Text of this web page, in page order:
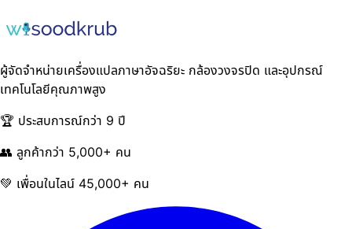
ผู้จัดจำหน่ายเครื่องแปลภาษาอัจฉริยะ กล้องวงจรปิด และอุปกรณ์
เทคโนโลยีคุณภาพสูง
🏆 ประสบการณ์กว่า 9 ปี
👥 ลูกค้ากว่า 5,000+ คน
💚 เพื่อนในไลน์ 45,000+ คน